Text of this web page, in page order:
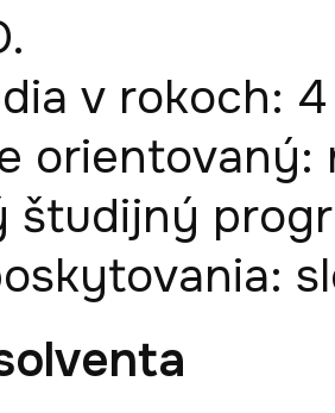
v rokoch: 4
orientovaný:
študijný